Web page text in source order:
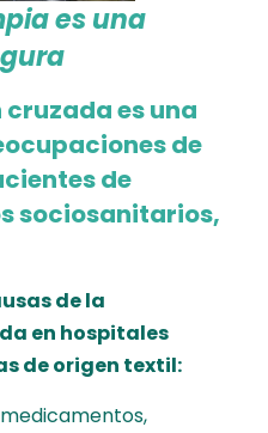
es una
es una
de
de
sociosanitarios,
de la
en hospitales
de origen textil: